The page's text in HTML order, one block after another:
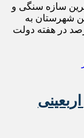
سازه سنگی و
شهرستان به
با پیشرفت فیزیکی بیش از ۹۰ درصد در هفته دولت